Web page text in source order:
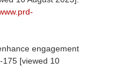
engagement
175 [viewed 10